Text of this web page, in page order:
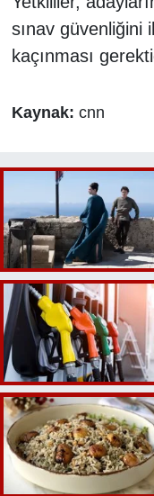
sınav güvenliğini
kaçınması
Kaynak: cnn